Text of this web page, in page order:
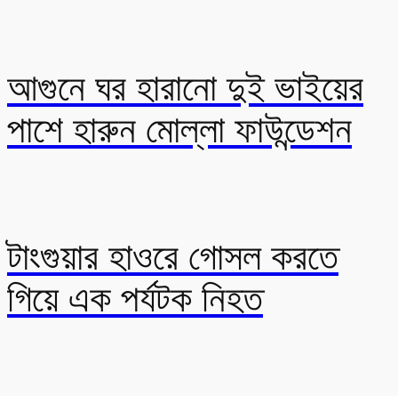
আগুনে ঘর হারানো দুই ভাইয়ের
পাশে হারুন মোল্লা ফাউন্ডেশন
টাংগুয়ার হাওরে গোসল করতে
গিয়ে এক পর্যটক নিহত